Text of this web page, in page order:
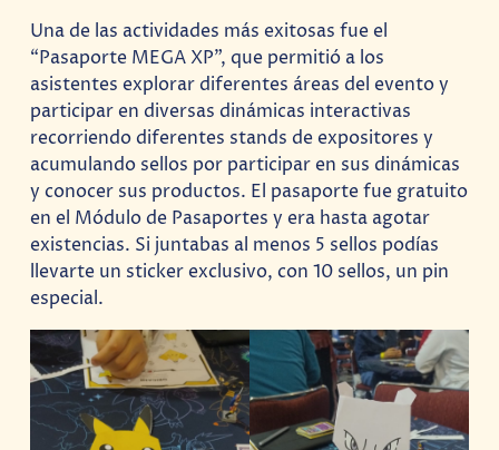
Una de las actividades más exitosas fue el
“Pasaporte MEGA XP”, que permitió a los
asistentes explorar diferentes áreas del evento y
participar en diversas dinámicas interactivas
recorriendo diferentes stands de expositores y
acumulando sellos por participar en sus dinámicas
y conocer sus productos. El pasaporte fue gratuito
en el Módulo de Pasaportes y era hasta agotar
existencias. Si juntabas al menos 5 sellos podías
llevarte un sticker exclusivo, con 10 sellos, un pin
especial.